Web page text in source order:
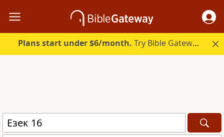
Plans start under $6/month. Try Bible Gateway Plus.